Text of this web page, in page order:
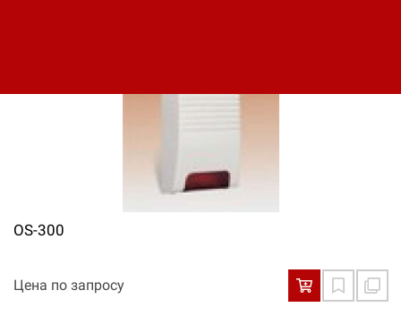
OS-300
Цена по запросу